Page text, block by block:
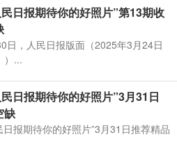
日报期待你的好照片”第13期收
日，人民日报版面（2025年3月24日
）...
日报期待你的好照片”3月31日
缺
日报期待你的好照片”3月31日推荐精品